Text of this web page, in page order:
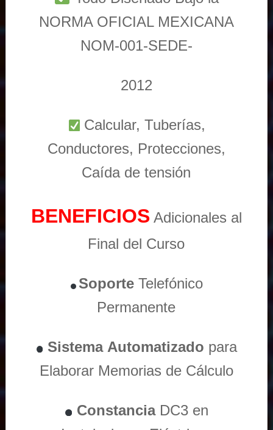
NORMA OFICIAL MEXICANA
NOM-001-SEDE-
2012
Calcular, Tuberías,
Conductores, Protecciones,
Caída de tensión
BENEFICIOS Adicionales al
Final del Curso
Soporte Telefónico
Permanente
Sistema Automatizado para
Elaborar Memorias de Cálculo
ConstanciaDC3 en